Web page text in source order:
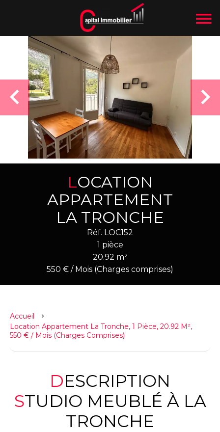
LOCATION
APPARTEMENT
LA TRONCHE
Réf. LOC152
1 pièce
20.92 m²
550 € / Mois (Charges comprises)
Accueil
Location Appartement La Tronche, 1 Pièce, 20.92 M²,
550 € / Mois (Charges Comprises)
DESCRIPTION
STUDIO MEUBLÉ À LA
TRONCHE